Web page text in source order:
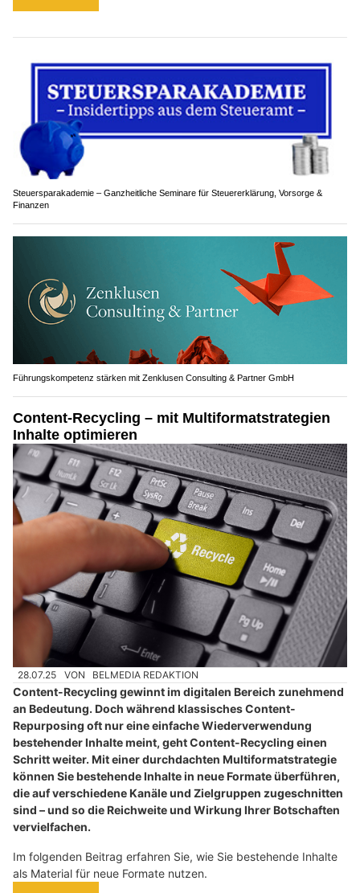
Steuersparakademie – Ganzheitliche Seminare für Steuererklärung, Vorsorge &
Finanzen
Führungskompetenz stärken mit Zenklusen Consulting & Partner GmbH
Content-Recycling – mit Multiformatstrategien
Inhalte optimieren
28.07.25 VON BELMEDIA REDAKTION
Content-Recycling gewinnt im digitalen Bereich zunehmend
an Bedeutung. Doch während klassisches Content-
Repurposing oft nur eine einfache Wiederverwendung
bestehender Inhalte meint, geht Content-Recycling einen
Schritt weiter. Mit einer durchdachten Multiformatstrategie
können Sie bestehende Inhalte in neue Formate überführen,
die auf verschiedene Kanäle und Zielgruppen zugeschnitten
sind – und so die Reichweite und Wirkung Ihrer Botschaften
vervielfachen.
Im folgenden Beitrag erfahren Sie, wie Sie bestehende Inhalte
als Material für neue Formate nutzen.